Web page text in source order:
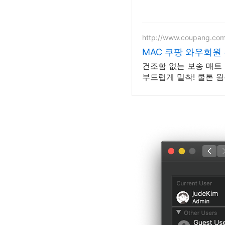
http://
MAC 쿠팡 와우회원
건조함 없는 보송 매
부드럽게 밀착! 쿨톤